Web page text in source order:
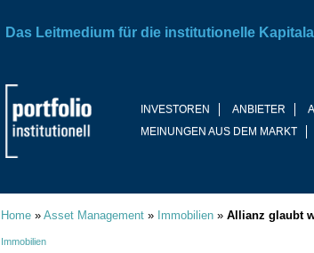
INVESTOREN ANBIETER
MEINUNGEN AUS DEM MARKT
Das Leitmedium für die institutionelle
Home » Asset Management » Immobilien » Allianz glaubt
Immobilien